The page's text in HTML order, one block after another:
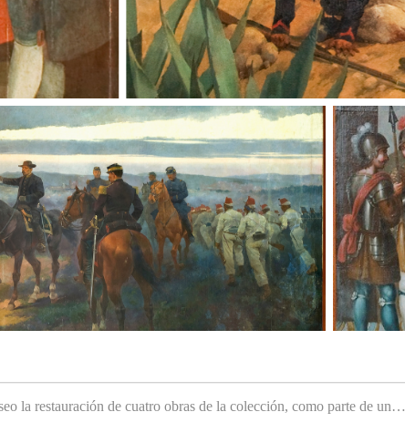
la restauración de cuatro obras de la colección, como parte de un…